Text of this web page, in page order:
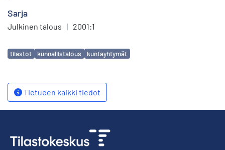
Sarja
Julkinen talous | 2001:1
Avainsanat
tilastot kunnallistalous kuntayhtymät
Tietueen kaikki tiedot